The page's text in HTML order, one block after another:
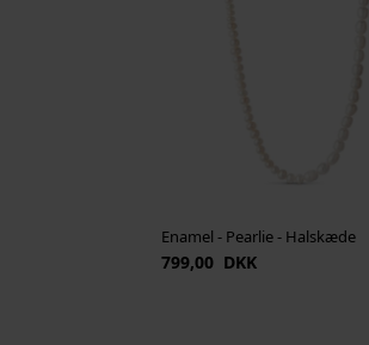
Enamel - Pearlie - Halskæde
799,00 DKK